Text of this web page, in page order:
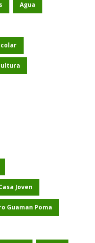
Agua
Joven
Guaman Poma